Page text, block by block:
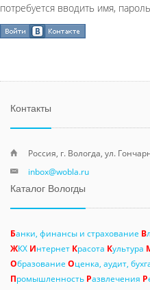
потребуется вводить имя,
Контакты
Россия, г. Вологда, ул.
inbox@wobla.ru
Каталог Вологды
Банки, финансы и страхование В
ЖКХ Интернет Красота Культура
Образование Оценка, аудит,
Промышленность Развлечения Р